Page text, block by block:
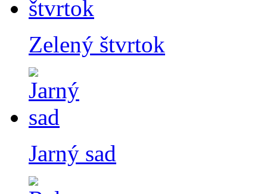
Zelený štvrtok
Jarný sad